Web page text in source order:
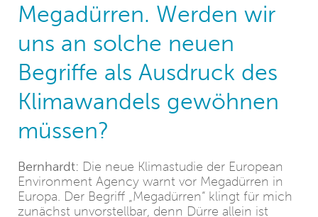
Megadürren. Werden wir
uns an solche neuen
Begriffe als Ausdruck des
Klimawandels gewöhnen
müssen?
Bernhardt: Die neue Klimastudie der European
Environment Agency warnt vor Megadürren in
Europa. Der Begriff „Megadürren“ klingt für mich
zunächst unvorstellbar, denn Dürre allein ist